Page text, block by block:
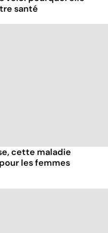
santé
cette maladie
les femmes